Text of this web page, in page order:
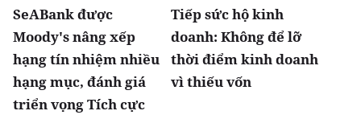
SeABank được
Moody's nâng xếp
hạng tín nhiệm nhiều
hạng mục, đánh giá
triển vọng Tích cực
Tiếp sức hộ kinh
doanh: Không để lỡ
thời điểm kinh doanh
vì thiếu vốn